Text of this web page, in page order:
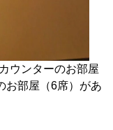
ウンターのお部屋
お部屋（6席）があ